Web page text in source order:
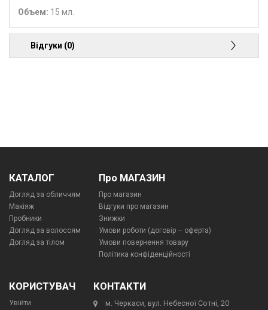
Объем: 15 мл.
Відгуки (0)
КАТАЛОГ
Догляд за обличчям
Макіяж
Пробники
Догляд за волоссям
Догляд за тілом
Про МАГАЗИН
Про магазин
Відгуки про магазин
Знижки
Умови роботи (договір – оферта)
Умови повернення товару
Політика конфіденційності
КОРИСТУВАЧ
Увійти
КОНТАКТИ
м. Черкаси, вул. Небесної Сотні, 20